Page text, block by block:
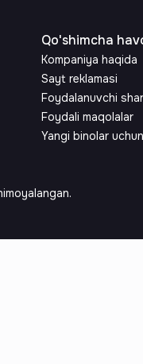
Qo'shimcha
Kompaniya haqida
Sayt reklamasi
Foydalanuvchi
Foydali maqolalar
Yangi binolar